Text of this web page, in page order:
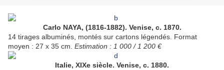
Carlo NAYA, (1816-1882). Venise, c. 1870.
14 tirages albuminés, montés sur cartons légendés. Format
moyen : 27 x 35 cm. Estimation : 1 000 / 1 200 €
Italie, XIXe siècle. Venise, c. 1880.